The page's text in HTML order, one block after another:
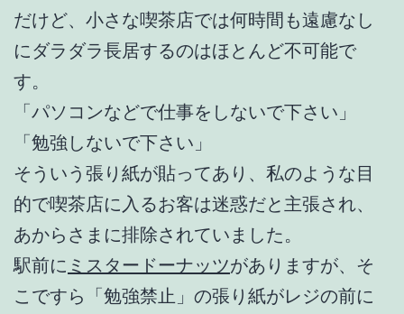
だけど、小さな喫茶店では何時間も遠慮なし
にダラダラ長居するのはほとんど不可能で
す。
「パソコンなどで仕事をしないで下さい」
「勉強しないで下さい」
そういう張り紙が貼ってあり、私のような目
的で喫茶店に入るお客は迷惑だと主張され、
あからさまに排除されていました。
駅前に ミスタードーナッツがありますが、そ
こですら「勉強禁止」の張り紙がレジの前に